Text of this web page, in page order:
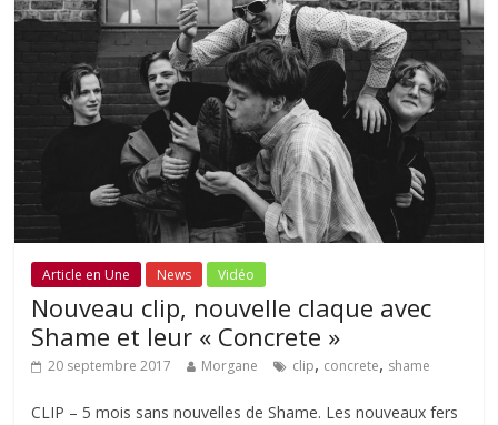
Article en Une News Vidéo
Nouveau clip, nouvelle claque avec
Shame et leur « Concrete »
20 septembre 2017 Morgane clip, concrete, shame
CLIP – 5 mois sans nouvelles de Shame. Les nouveaux fers